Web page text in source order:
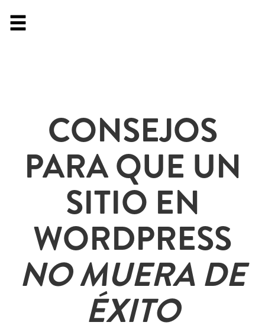
CONSEJOS
PARA QUE UN
SITIO EN
WORDPRESS
NO MUERA DE
ÉXITO